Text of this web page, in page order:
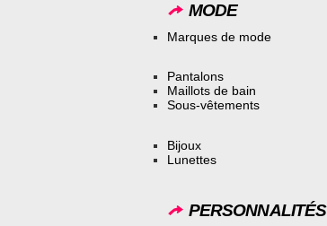
MODE
Marques de mode
Pantalons
Maillots de bain
Sous-vêtements
Bijoux
Lunettes
PERSONNALITÉS